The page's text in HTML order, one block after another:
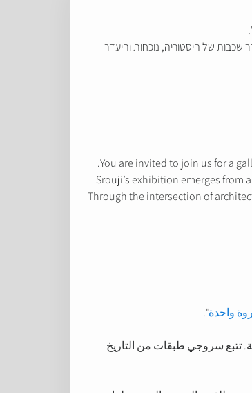
שכבות של היסטוריה, נוכחות והיעדר
You are invited to join us for a
Srouji’s exhibition emerges
Through the intersection of
واحدة".
تتبع سروجي طبقات من التاريخ